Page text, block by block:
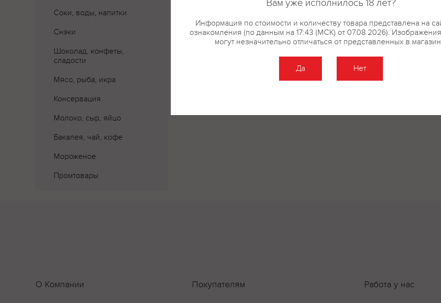
Соки, воды, напитки
Снэки
Шоколад, конфеты,
сладости
Мясо, рыба, икра
Консервация
Молоко, сыр, яйцо
Бакалея, чай, кофе
Мороженое
Промтовары
О Компании Покупателям Работа у нас
Вам уже исполнилось 18 лет?
Информация по стоимости и количеству товара представлена на
ознакомления (по данным на 17:43 (МСК) от 07.08.2026).
могут незначительно отличаться от представленных в
Да Нет